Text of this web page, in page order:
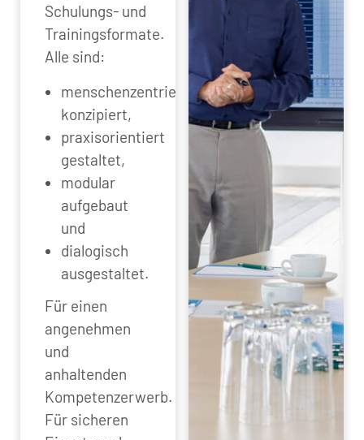
Schulungs- und
Trainingsformate.
Alle sind:
menschenzentriert
konzipiert,
praxisorientiert
gestaltet,
modular
aufgebaut
und
dialogisch
ausgestaltet.
Für einen
angenehmen
und
anhaltenden
Kompetenzerwerb.
Für sicheren